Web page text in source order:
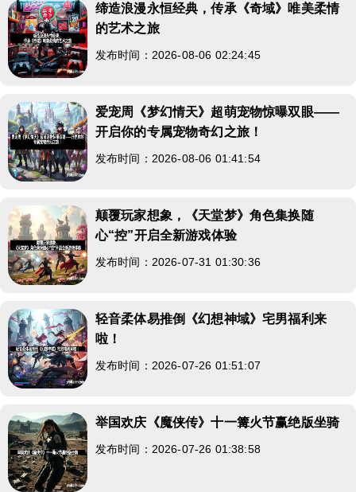
缔造浪漫永恒经典，传承《奇域》唯美柔情
的艺术之旅
发布时间：2026-08-06 02:24:45
爱宠周《梦幻情天》超萌宠物惊曝双眼——
开启你的专属宠物奇幻之旅！
发布时间：2026-08-06 01:41:54
颠覆玩家想象，《天堂梦》角色集换随
心“控”开启全新游戏体验
发布时间：2026-07-31 01:30:36
轻音柔体易推倒《幻想神域》宅男福利来
啦！
发布时间：2026-07-26 01:51:07
举国欢庆《魔侠传》十一篝火节赢绝版坐骑
发布时间：2026-07-26 01:38:58